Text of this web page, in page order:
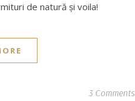
de natură și voila!
3 Comments